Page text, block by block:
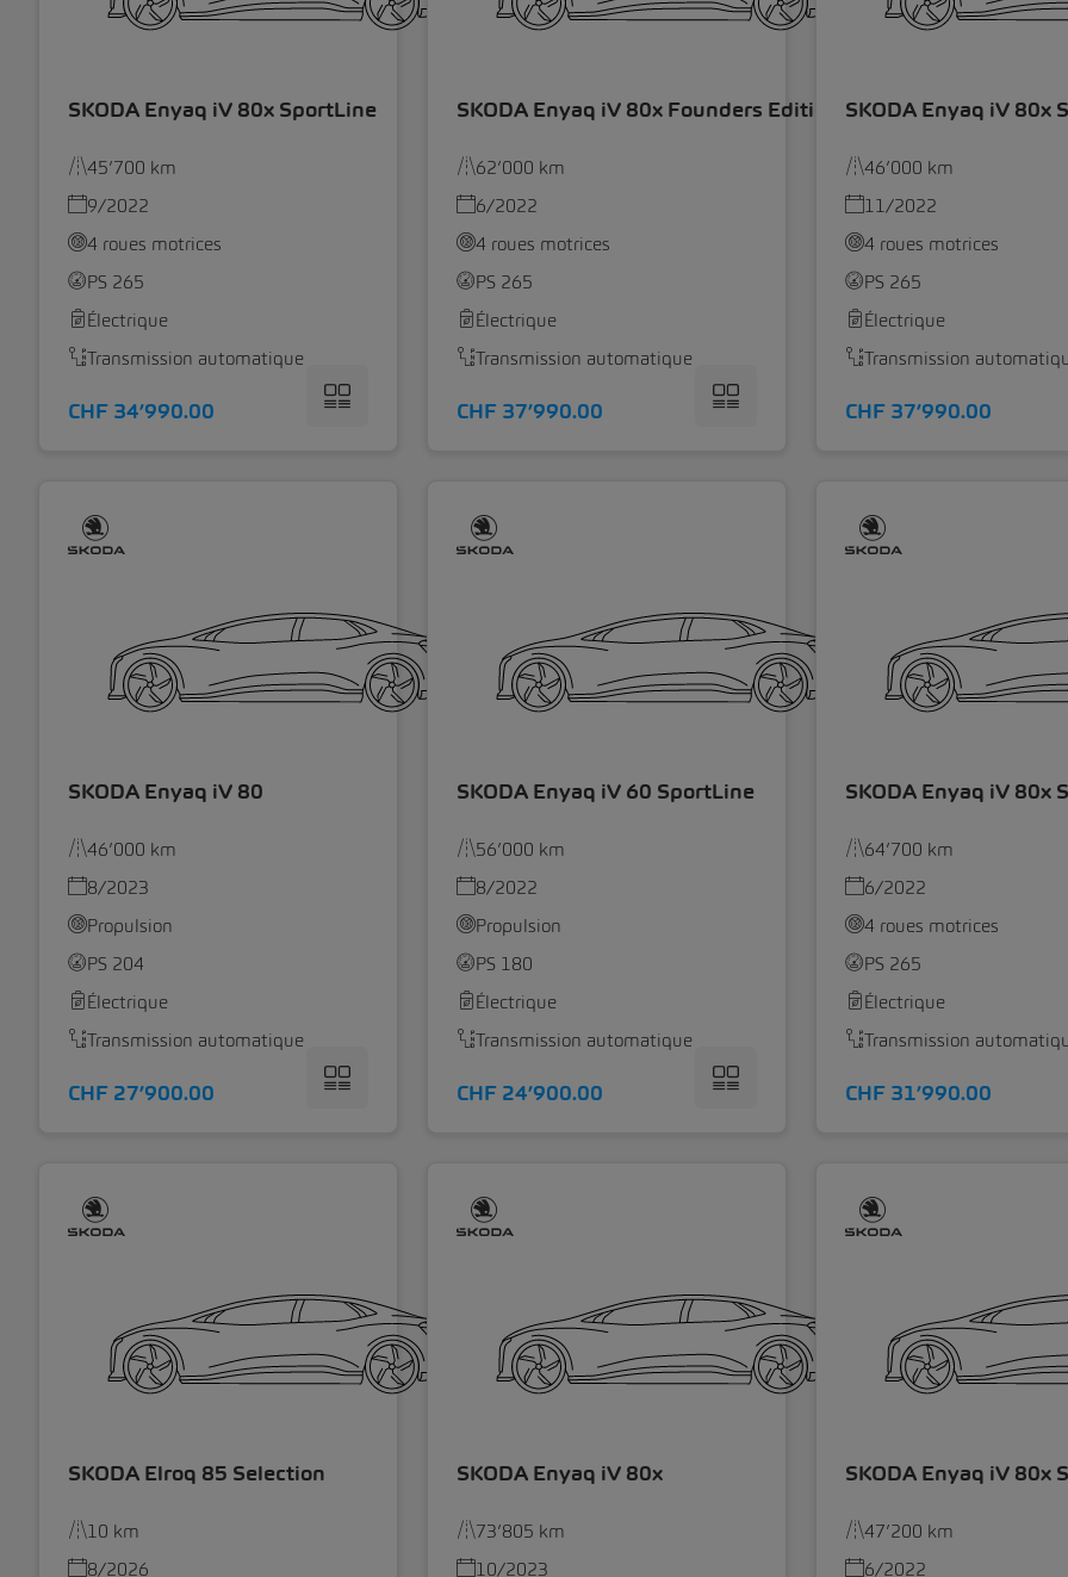
SKODA Enyaq iV 80x SportLine
45’700 km
9/2022
4 roues motrices
PS 265
Électrique
Transmission automatique
CHF 34’990.00
SKODA Enyaq iV 80x Founders Edition
62’000 km
6/2022
4 roues motrices
PS 265
Électrique
Transmission automatique
CHF 37’990.00
SKODA Enyaq iV 80x
46’000 km
11/2022
4 roues motrices
PS 265
Électrique
Transmission
CHF 37’990.00
SKODA Enyaq iV 80
46’000 km
8/2023
Propulsion
PS 204
Électrique
Transmission automatique
CHF 27’900.00
SKODA Enyaq iV 60 SportLine
56’000 km
8/2022
Propulsion
PS 180
Électrique
Transmission automatique
CHF 24’900.00
SKODA Enyaq iV 80x
64’700 km
6/2022
4 roues motrices
PS 265
Électrique
Transmission
CHF 31’990.00
SKODA Elroq 85 Selection
10 km
8/2026
SKODA Enyaq iV 80x
73’805 km
10/2023
SKODA Enyaq iV 80x
47’200 km
6/2022